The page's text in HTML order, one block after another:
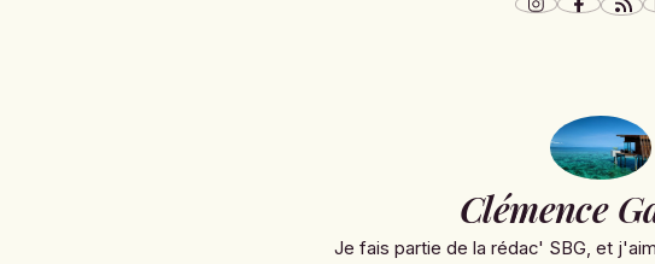
Clémence
Je fais partie de la rédac' SBG, et